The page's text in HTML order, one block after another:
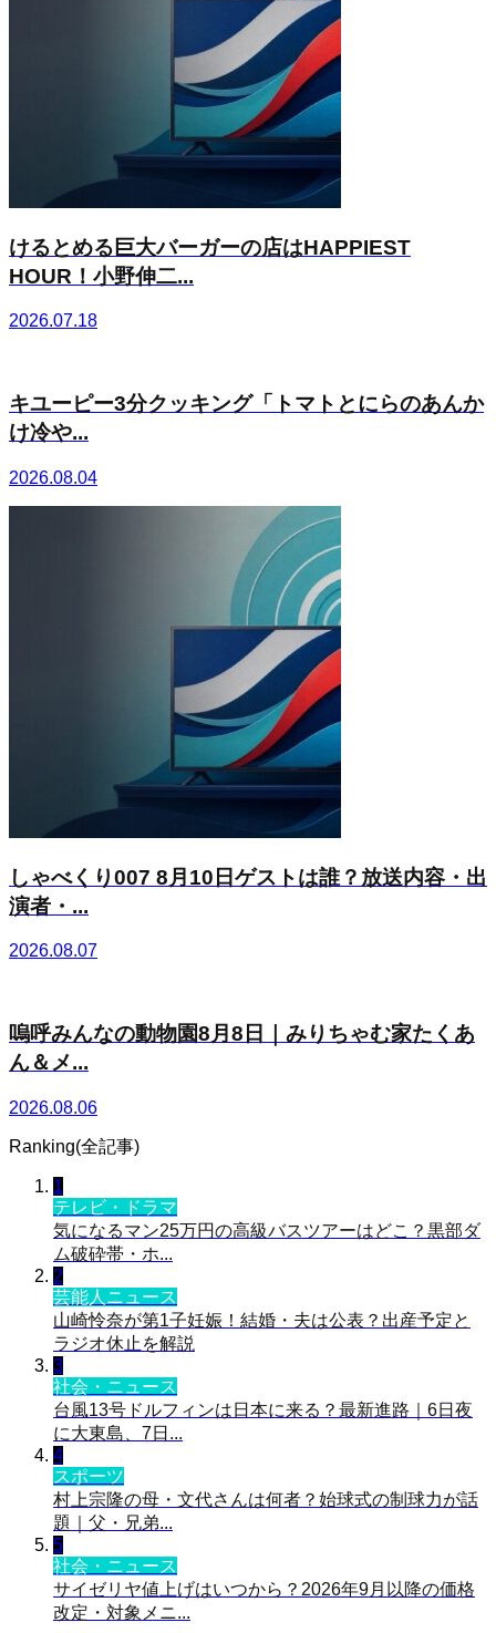
けるとめる巨大バーガーの店はHAPPIEST
HOUR！小野伸二...
2026.07.18
キユーピー3分クッキング「トマトとにらのあんか
け冷や...
2026.08.04
しゃべくり007 8月10日ゲストは誰？放送内容・出
演者・...
2026.08.07
嗚呼みんなの動物園8月8日｜みりちゃむ家たくあ
ん＆メ...
2026.08.06
Ranking(全記事)
1
テレビ・ドラマ
気になるマン25万円の高級バスツアーはどこ？黒部ダ
ム破砕帯・ホ...
2
芸能人ニュース
山崎怜奈が第1子妊娠！結婚・夫は公表？出産予定と
ラジオ休止を解説
3
社会・ニュース
台風13号ドルフィンは日本に来る？最新進路｜6日夜
に大東島、7日...
4
スポーツ
村上宗隆の母・文代さんは何者？始球式の制球力が話
題｜父・兄弟...
5
社会・ニュース
サイゼリヤ値上げはいつから？2026年9月以降の価格
改定・対象メニ...